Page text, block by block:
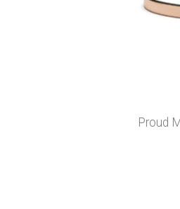
Proud